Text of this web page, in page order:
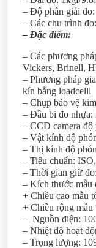
– Độ phân giải
– Các chu trình
– Đặc điểm:
– Các phương
Vickers, Brinell,
– Phương pháp
kín bằng loadcelll
– Chụp bảo vệ
– Đầu bi đo nhựa:
– CCD camera độ
– Vật kính độ
– Thị kính độ
– Tiêu chuẩn:
– Thời gian giữ
– Kích thước mẫu
+ Chiều cao mẫu
+ Chiều rộng
– Nguồn điện:
– Nhiệt độ hoạt
– Trọng lượng: